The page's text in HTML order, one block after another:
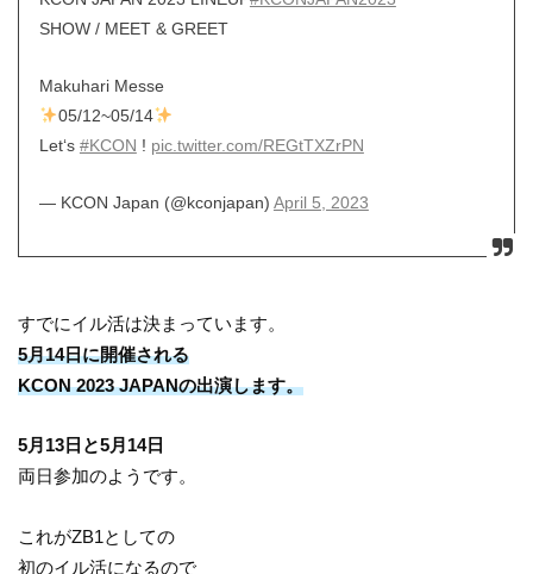
SHOW / MEET & GREET
Makuhari Messe
05/12~05/14
Let‘s #KCON ! pic.twitter.com/REGtTXZrPN
— KCON Japan (@kconjapan) April 5, 2023
すでにイル活は決まっています。
5月14日に開催される
KCON 2023 JAPANの出演します。
5月13日と5月14日
両日参加のようです。
これがZB1としての
初のイル活になるので